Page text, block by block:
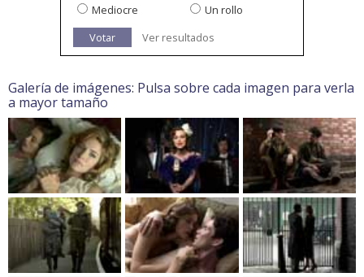
Mediocre
Un rollo
Votar
Ver resultados
Galería de imágenes: Pulsa sobre cada imagen para verla
a mayor tamaño